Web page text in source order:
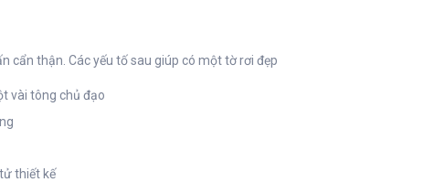
cẩn thận. Các yếu tố sau giúp có một tờ rơi đẹp
vài tông chủ đạo
thiết kế